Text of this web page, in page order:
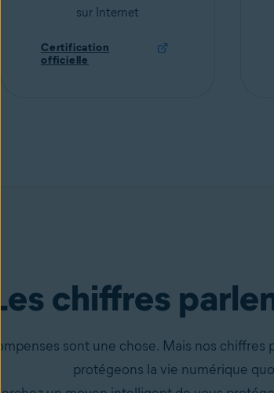
sur Internet
Certification
officielle
chiffres
sont une chose. Mais nos
protégeons la vie numérique